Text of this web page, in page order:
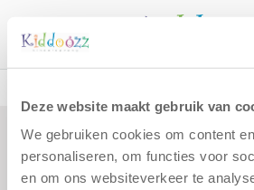
Deze website maakt gebruik van
We gebruiken cookies om content
personaliseren, om functies voor
en om ons websiteverkeer te
kantoor
Assistent Controller
Posted2 juli 2026bybykiddoozz